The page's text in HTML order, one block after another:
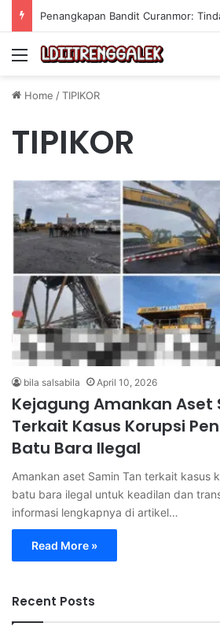
Menu
Home /TIPIKOR
TIPIKOR
bila salsabila April 10, 2026
Kejagung Amankan Aset
Terkait Kasus Korupsi
Batu Bara Ilegal
Amankan aset Samin Tan terkait kasus
batu bara ilegal untuk keadilan dan
informasi lengkapnya di artikel…
Read More »
Recent Posts